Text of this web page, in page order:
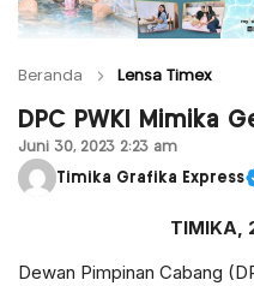
Beranda Lensa Timex
DPC PWKI Mimika
Juni 30, 2023 2:23 am
Timika Grafika Express
TIMIKA,
Dewan Pimpinan Cabang